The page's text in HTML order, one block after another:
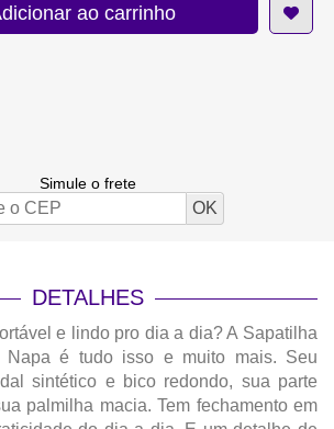
ao carrinho
Simule o frete
DETALHES
e lindo pro dia a dia? A Sapatilha
Napa é tudo isso e muito mais. Seu
sintético e bico redondo, sua parte
palmilha macia. Tem fechamento em